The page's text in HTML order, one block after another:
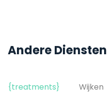
Andere Diensten
{treatments} Wijken